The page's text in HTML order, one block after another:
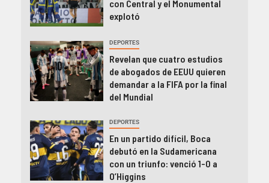
con Central y el Monumental
explotó
DEPORTES
Revelan que cuatro estudios
de abogados de EEUU quieren
demandar a la FIFA por la final
del Mundial
DEPORTES
En un partido difícil, Boca
debutó en la Sudamericana
con un triunfo: venció 1-0 a
O’Higgins